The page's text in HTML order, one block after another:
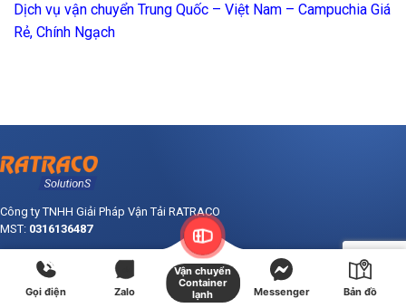
Dịch vụ vận chuyển Trung Quốc – Việt Nam – Campuchia Giá
Rẻ, Chính Ngạch
Công ty TNHH Giải Pháp Vận Tải RATRACO
MST: 0316136487
Gọi điện Zalo
Vận chuyển
Container
lạnh
Messenger Bản đồ